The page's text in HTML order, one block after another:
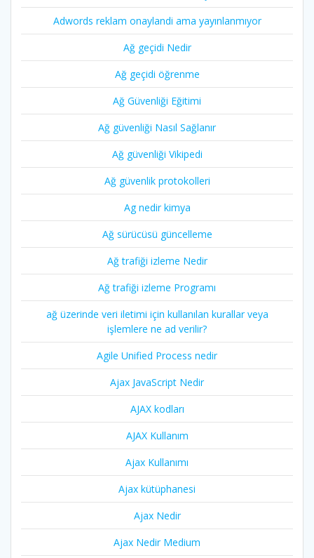
Adwords reklam onaylandi ama yayınlanmıyor
Ağ geçidi Nedir
Ağ geçidi öğrenme
Ağ Güvenliği Eğitimi
Ağ güvenliği Nasıl Sağlanır
Ağ güvenliği Vikipedi
Ağ güvenlik protokolleri
Ag nedir kimya
Ağ sürücüsü güncelleme
Ağ trafiği izleme Nedir
Ağ trafiği izleme Programı
ağ üzerinde veri iletimi için kullanılan kurallar veya
işlemlere ne ad verilir?
Agile Unified Process nedir
Ajax JavaScript Nedir
AJAX kodları
AJAX Kullanım
Ajax Kullanımı
Ajax kütüphanesi
Ajax Nedir
Ajax Nedir Medium